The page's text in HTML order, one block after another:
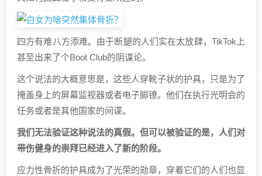
四方有难八方添难。由于断腿的人们实在太放肆，TikTok上
甚至出来了个Boot Club的阴谋论。
这个说法的大概意思是，这些人穿靴子状的护具，只是为了
掩盖身上的屏幕监视器或者电子脚镣。他们在执行光明会的
任务或者是其他国家的间谍。
我们无法验证这种说法的真假。但可以被验证的是，人们对
带伤健身的崇拜已经进入了新的阶段。
应力性骨折的护具成为了光荣的勋章，穿着它们的人们也显